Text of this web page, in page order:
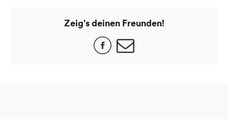
Zeig's deinen Freunden!